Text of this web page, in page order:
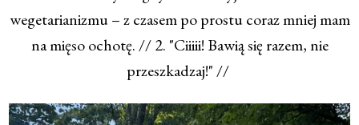
wegetarianizmu – z czasem po prostu coraz mniej mam
na mięso ochotę. // 2. "Ciiiii! Bawią się razem, nie
przeszkadzaj!" //